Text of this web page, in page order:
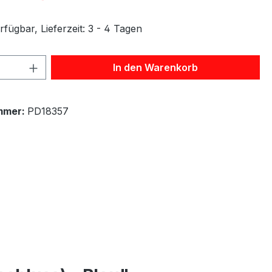
Lieferzeit: 3 - 4 Tagen
Anzahl: Gib den gewünschten Wert
In den Warenkorb
PD18357